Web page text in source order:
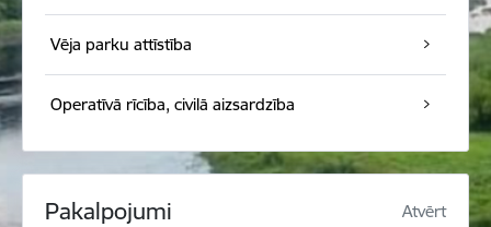
Vēja parku attīstība
Operatīvā rīcība, civilā aizsardzība
Pakalpojumi Atvērt